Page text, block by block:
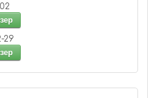
02
29